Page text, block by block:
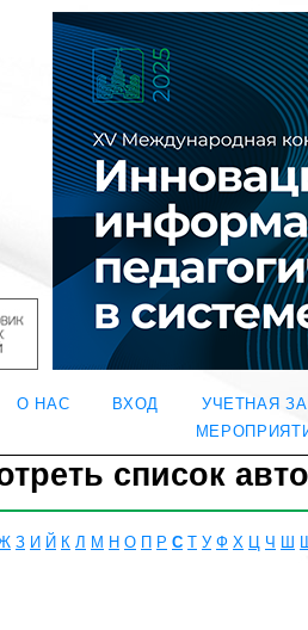
О НАС ВХОД
УЧЕТНАЯ
список
З И Й К Л М Н О П Р С Т У Ф Х Ц Ч Ш